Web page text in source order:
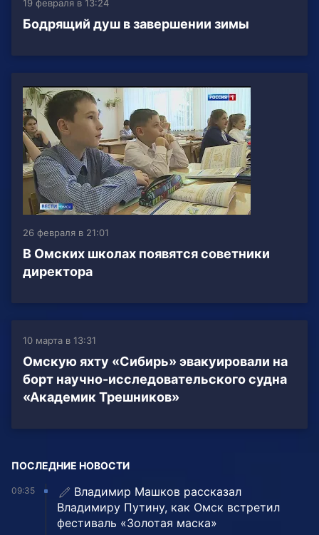
19 февраля в 13:24
Бодрящий душ в завершении зимы
26 февраля в 21:01
В Омских школах появятся советники
директора
10 марта в 13:31
Омскую яхту «Сибирь» эвакуировали на
борт научно-исследовательского судна
«Академик Трешников»
ПОСЛЕДНИЕ НОВОСТИ
09:35
Владимир Машков рассказал
Владимиру Путину, как Омск встретил
фестиваль «Золотая маска»